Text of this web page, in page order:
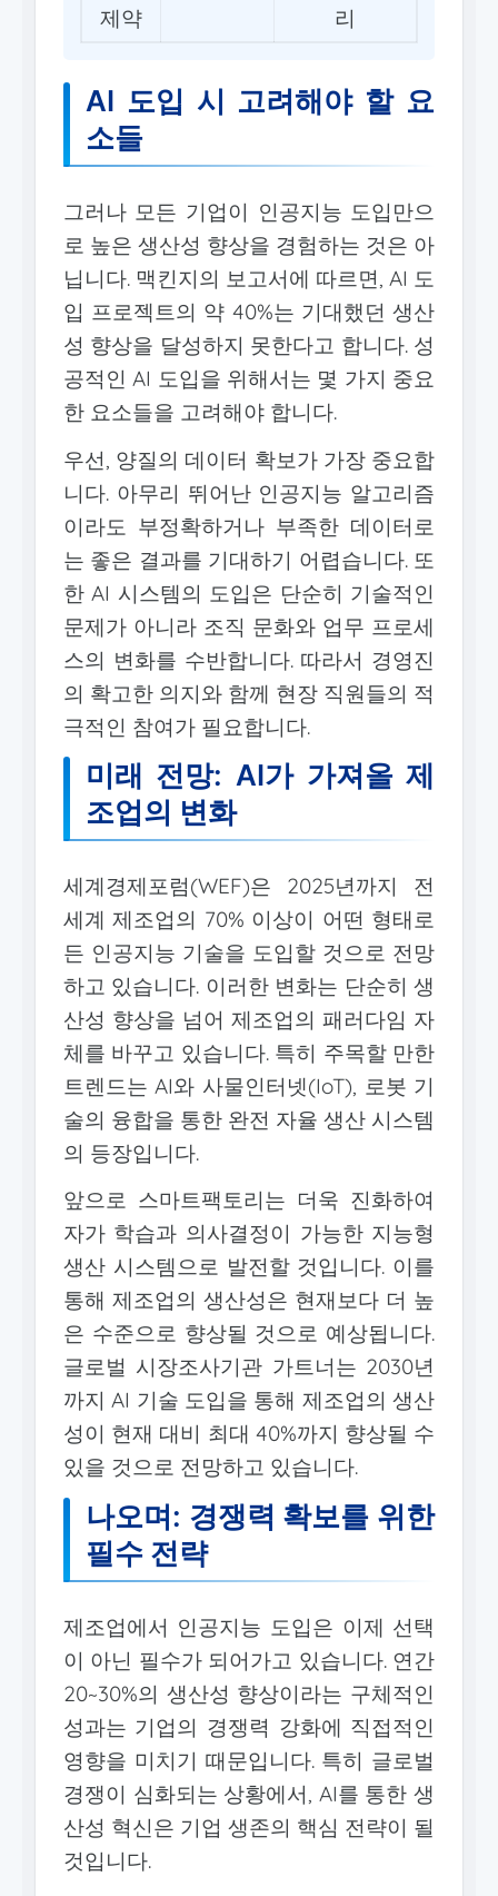
제약
리
AI 도입 시 고려해야 할 요
소들
그러나 모든 기업이 인공지능 도입만으
로 높은 생산성 향상을 경험하는 것은 아
닙니다. 맥킨지의 보고서에 따르면, AI 도
입 프로젝트의 약 40%는 기대했던 생산
성 향상을 달성하지 못한다고 합니다. 성
공적인 AI 도입을 위해서는 몇 가지 중요
한 요소들을 고려해야 합니다.
우선, 양질의 데이터 확보가 가장 중요합
니다. 아무리 뛰어난 인공지능 알고리즘
이라도 부정확하거나 부족한 데이터로
는 좋은 결과를 기대하기 어렵습니다. 또
한 AI 시스템의 도입은 단순히 기술적인
문제가 아니라 조직 문화와 업무 프로세
스의 변화를 수반합니다. 따라서 경영진
의 확고한 의지와 함께 현장 직원들의 적
극적인 참여가 필요합니다.
미래 전망: AI가 가져올 제
조업의 변화
세계경제포럼(WEF)은 2025년까지 전
세계 제조업의 70% 이상이 어떤 형태로
든 인공지능 기술을 도입할 것으로 전망
하고 있습니다. 이러한 변화는 단순히 생
산성 향상을 넘어 제조업의 패러다임 자
체를 바꾸고 있습니다. 특히 주목할 만한
트렌드는 AI와 사물인터넷(IoT), 로봇 기
술의 융합을 통한 완전 자율 생산 시스템
의 등장입니다.
앞으로 스마트팩토리는 더욱 진화하여
자가 학습과 의사결정이 가능한 지능형
생산 시스템으로 발전할 것입니다. 이를
통해 제조업의 생산성은 현재보다 더 높
은 수준으로 향상될 것으로 예상됩니다.
글로벌 시장조사기관 가트너는 2030년
까지 AI 기술 도입을 통해 제조업의 생산
성이 현재 대비 최대 40%까지 향상될 수
있을 것으로 전망하고 있습니다.
나오며: 경쟁력 확보를 위한
필수 전략
제조업에서 인공지능 도입은 이제 선택
이 아닌 필수가 되어가고 있습니다. 연간
20~30%의 생산성 향상이라는 구체적인
성과는 기업의 경쟁력 강화에 직접적인
영향을 미치기 때문입니다. 특히 글로벌
경쟁이 심화되는 상황에서, AI를 통한 생
산성 혁신은 기업 생존의 핵심 전략이 될
것입니다.